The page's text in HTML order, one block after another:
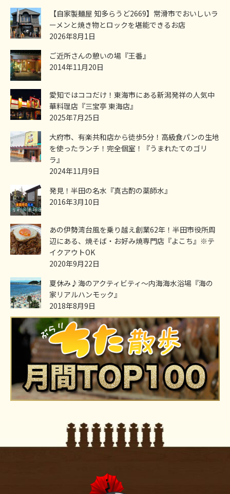
【自家製麺屋 知多らうど2669】常滑市でおいしいラ
ーメンと焼き物とロックを堪能できるお店
2026年8月1日
ご近所さんの憩いの場『王番』
2014年11月20日
愛知ではココだけ！東海市にある新潟発祥の人気中
華料理店『三宝亭 東海店』
2025年7月25日
大府市、有楽共和店から徒歩5分！高級食パンの生地
を使ったランチ！完全個室！『うまれたてのゴリ
ラ』
2024年11月9日
発見！半田の名水『真古酌の薬師水』
2016年3月10日
あの伊勢湾台風を乗り越え創業62年！半田市役所周
辺にある、焼そば・お好み焼専門店『よこち』※テ
イクアウトOK
2020年9月22日
夏休み♪海のアクティビティ～内海海水浴場『海の
家リアルハンモック』
2018年8月9日